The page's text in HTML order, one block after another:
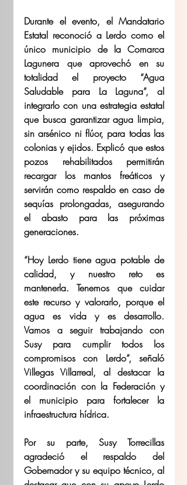
Durante el evento, el Mandatario
Estatal reconoció a Lerdo como el
único municipio de la Comarca
Lagunera que aprovechó en su
totalidad el proyecto “Agua
Saludable para La Laguna”, al
integrarlo con una estrategia estatal
que busca garantizar agua limpia,
sin arsénico ni flúor, para todas las
colonias y ejidos. Explicó que estos
pozos rehabilitados permitirán
recargar los mantos freáticos y
servirán como respaldo en caso de
sequías prolongadas, asegurando
el abasto para las próximas
generaciones.
“Hoy Lerdo tiene agua potable de
calidad, y nuestro reto es
mantenerla. Tenemos que cuidar
este recurso y valorarlo, porque el
agua es vida y es desarrollo.
Vamos a seguir trabajando con
Susy para cumplir todos los
compromisos con Lerdo”, señaló
Villegas Villarreal, al destacar la
coordinación con la Federación y
el municipio para fortalecer la
infraestructura hídrica.
Por su parte, Susy Torrecillas
agradeció el respaldo del
Gobernador y su equipo técnico, al